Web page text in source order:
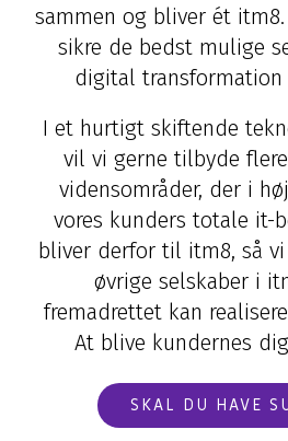
sammen og bliver ét
sikre de bedst mulige
digital transformation
I et hurtigt skiftende
vil vi gerne tilbyde
vidensområder, der i
vores kunders totale it-
bliver derfor til itm8, så
øvrige selskaber i
fremadrettet kan
At blive kundernes
SKAL DU HAVE